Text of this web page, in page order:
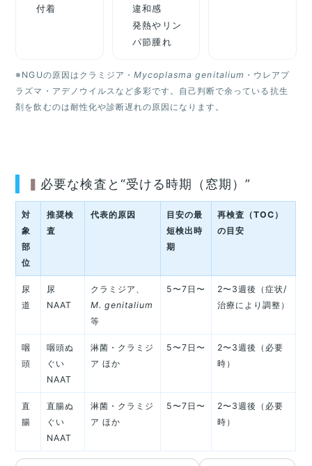
付着
違和感
発熱やリン
パ節腫れ
※NGUの原因はクラミジア・ Mycoplasma genitalium ・ウレアプ
ラズマ・アデノウイルスなど多彩です。自己判断で余っている抗生
剤を飲むのは耐性化や診断遅れの原因になります。
必要な検査と“受ける時期（窓期）”
対
象
部
位
推奨検
査
代表的原因
目安の最
短検出時
期
再検査（TOC）
の目安
尿
道
尿
NAAT
クラミジア、
M. genitalium
等
5〜7日〜
2〜3週後（症状/
治療により調整）
咽
頭
咽頭ぬ
ぐい
NAAT
淋菌・クラミジ
ア ほか
5〜7日〜
2〜3週後（必要
時）
直
腸
直腸ぬ
ぐい
NAAT
淋菌・クラミジ
ア ほか
5〜7日〜
2〜3週後（必要
時）